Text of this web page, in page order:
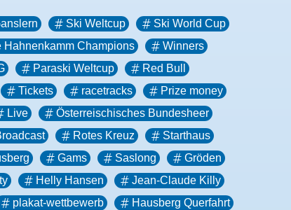
Ski Weltcup
Ski World Cup
Hahnenkamm Champions
Winners
Paraski Weltcup
Red Bull
Tickets racetracks
Prize money
Live
Österreischisches Bundesheer
Rotes Kreuz
Starthaus
Gams Saslong
Gröden
Helly Hansen
Jean-Claude Killy
plakat-wettbewerb
Hausberg Querfahrt